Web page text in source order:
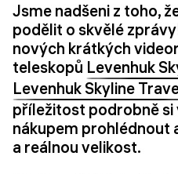
Jsme nadšeni z toho,
podělit o skvělé
nových krátkých
teleskopů Levenhuk
Levenhuk Skyline
příležitost podrobně
nákupem prohlédnout
a reálnou velikost.